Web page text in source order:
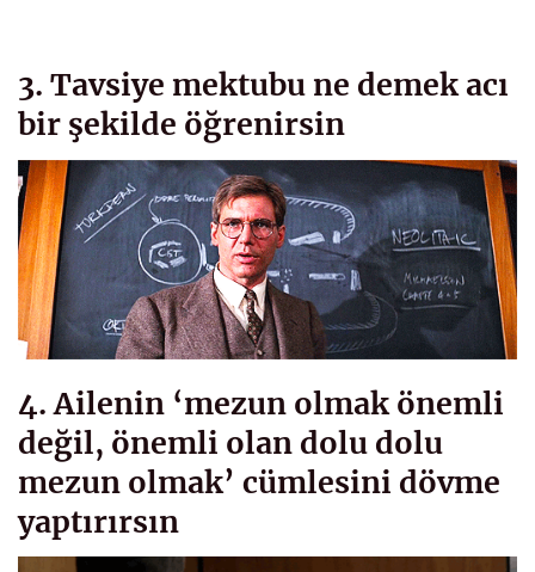
3. Tavsiye mektubu ne demek acı
bir şekilde öğrenirsin
4. Ailenin ‘mezun olmak önemli
değil, önemli olan dolu dolu
mezun olmak’ cümlesini dövme
yaptırırsın